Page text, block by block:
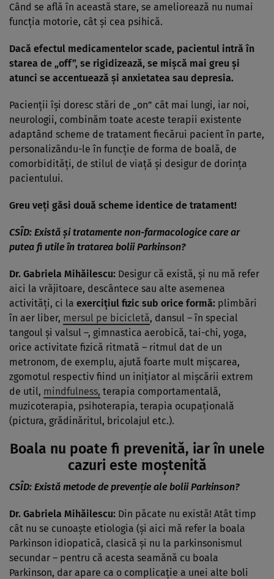
Când se află în această stare, se ameliorează nu numai
funcția motorie, cât și cea psihică.
Dacă efectul medicamentelor scade, pacientul intră în
starea de „off”, se rigidizează, se mișcă mai greu și
atunci se accentuează și anxietatea sau depresia.
Pacienții își doresc stări de „on” cât mai lungi, iar noi,
neurologii, combinăm toate aceste terapii existente
adaptând scheme de tratament fiecărui pacient în parte,
personalizându-le în funcție de forma de boală, de
comorbidități, de stilul de viață și desigur de dorința
pacientului.
Greu veți găsi două scheme identice de tratament!
CSÎD: Există și tratamente non-farmacologice care ar
putea fi utile în tratarea bolii Parkinson?
Dr. Gabriela Mihăilescu: Desigur că există, și nu mă refer
aici la vrăjitoare, descântece sau alte asemenea
activități, ci la exercițiul fizic sub orice formă: plimbări
în aer liber, mersul pe bicicletă, dansul – în special
tangoul și valsul –, gimnastica aerobică, tai-chi, yoga,
orice activitate fizică ritmată – ritmul dat de un
metronom, de exemplu, ajută foarte mult mișcarea,
zgomotul respectiv fiind un inițiator al mișcării extrem
de util, mindfulness, terapia comportamentală,
muzicoterapia, psihoterapia, terapia ocupațională
(pictura, grădinăritul, bricolajul etc.).
Boala nu poate fi prevenită, iar în unele
cazuri este moștenită
CSÎD: Există metode de prevenție ale bolii Parkinson?
Dr. Gabriela Mihăilescu: Din păcate nu există! Atât timp
cât nu se cunoaște etiologia (și aici mă refer la boala
Parkinson idiopatică, clasică și nu la parkinsonismul
secundar – pentru că acesta seamănă cu boala
Parkinson, dar apare ca o complicație a unei alte boli